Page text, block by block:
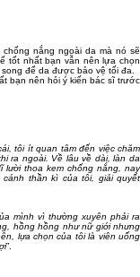
nắng ngoài da mà nó sẽ
tốt nhất bạn vẫn nên lựa chọn
để da được bảo vệ tối đa.
bạn nên hỏi ý kiến bác sĩ trước
tôi ít quan tâm đến việc chăm
ra ngoài. Về lâu về dài, làn da
lười thoa kem chống nắng, nay
cánh thần kì của tôi, giải quyết
mình vì thường xuyên phải ra
hồng hồng như nữ giới nhưng
lựa chọn của tôi là viên uống
”.